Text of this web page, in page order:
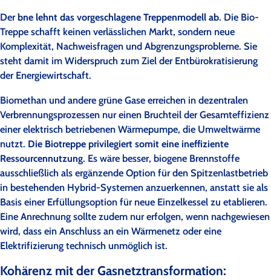
Derbne lehnt das vorgeschlagene Treppenmodell ab. Die Bio-
Treppe schafft keinen verlässlichen Markt, sondern neue
Komplexität, Nachweisfragen und Abgrenzungsprobleme. Sie
steht damit im Widerspruch zum Ziel der Entbürokratisierung
der Energiewirtschaft.
Biomethan und andere grüne Gase erreichen in dezentralen
Verbrennungsprozessen nur einen Bruchteil der Gesamteffizienz
einer elektrisch betriebenen Wärmepumpe, die Umweltwärme
nutzt. Die Biotreppe privilegiert somit eine ineffiziente
Ressourcennutzung. Es wäre besser, biogene Brennstoffe
ausschließlich als ergänzende Option für den Spitzenlastbetrieb
in bestehenden Hybrid-Systemen anzuerkennen, anstatt sie als
Basis einer Erfüllungsoption für neue Einzelkessel zu etablieren.
Eine Anrechnung sollte zudem nur erfolgen, wenn nachgewiesen
wird, dass ein Anschluss an ein Wärmenetz oder eine
Elektrifizierung technisch unmöglich ist.
Kohärenz mit der Gasnetztransformation: